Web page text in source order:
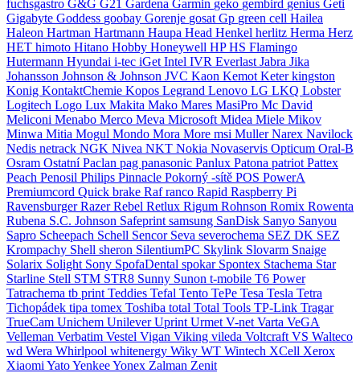
fuchsgastro G&G G21 Gardena Garmin geko gembird genius Geti
Gigabyte Goddess goobay Gorenje gosat Gp green cell Hailea
Haleon Hartman Hartmann Haupa Head Henkel herlitz Herma Herz
HET himoto Hitano Hobby Honeywell HPHS Flamingo
Hutermann Hyundai i-tec iGet Intel IVR Everlast Jabra Jika
Johansson Johnson & Johnson JVC Kaon Kemot Keterkingston
Konig KontaktChemie Kopos Legrand Lenovo LG LKQ Lobster
Logitech Logo Lux Makita Mako Mares MasiPro Mc David
Meliconi Menabo Merco Meva Microsoft Midea Miele Mikov
Minwa Mitia Mogul Mondo Mora More msi MullerNarex Navilock
Nedis netrack NGK Nivea NKT Nokia Novaservis Opticum Oral-B
Osram OstatníPaclan pag panasonic Panlux Patona patriot Pattex
Peach Penosil Philips Pinnacle Pokorný -sítě POS PowerA
Premiumcord Quick brake Rafranco Rapid Raspberry Pi
RavensburgerRazerRebel Retlux Rigum Rohnson Romix Rowenta
Rubena S.C. Johnson Safeprint samsung SanDisk Sanyo Sanyou
Sapro Scheepach Schell Sencor Seva severochema SEZ DK SEZ
Krompachy Shell sheron SilentiumPC Skylink Slovarm Snaige
Solarix Solight Sony SpofaDental spokar Spontex Stachema Star
Starline Stell STM STR8 Sunny Sunon t-mobile T6 Power
Tatrachema tb print Teddies Tefal Tento TePe Tesa Tesla Tetra
Tichopádek tipa tomex Toshiba total Total Tools TP-Link Tragar
TrueCam Unichem UnileverUprint Urmet V-net Varta VeGA
Velleman Verbatim Vestel Vigan Viking vileda Voltcraft VS Walteco
wd Wera Whirlpool whitenergy Wiky WT Wintech XCell Xerox
Xiaomi YatoYenkeeYonex Zalman Zenit